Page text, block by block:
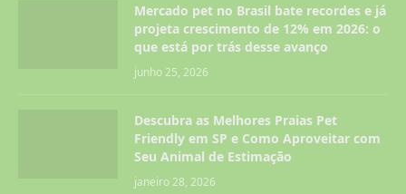
Mercado pet no Brasil bate recordes e já
projeta crescimento de 12% em 2026: o
que está por trás desse avanço
junho 25, 2026
Descubra as Melhores Praias Pet
Friendly em SP e Como Aproveitar com
Seu Animal de Estimação
janeiro 28, 2026